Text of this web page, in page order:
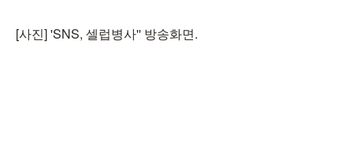
[사진] 'SNS, 셀럽병사'' 방송화면.